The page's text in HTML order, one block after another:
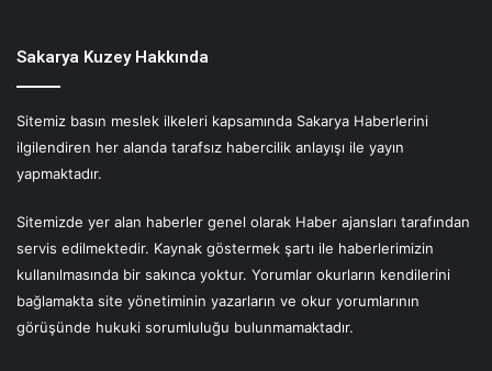
Sakarya Kuzey Hakkında
Sitemiz basın meslek ilkeleri kapsamında Sakarya Haberlerini
ilgilendiren her alanda tarafsız habercilik anlayışı ile yayın
yapmaktadır.
Sitemizde yer alan haberler genel olarak Haber ajansları tarafından
servis edilmektedir. Kaynak göstermek şartı ile haberlerimizin
kullanılmasında bir sakınca yoktur. Yorumlar okurların kendilerini
bağlamakta site yönetiminin yazarların ve okur yorumlarının
görüşünde hukuki sorumluluğu bulunmamaktadır.